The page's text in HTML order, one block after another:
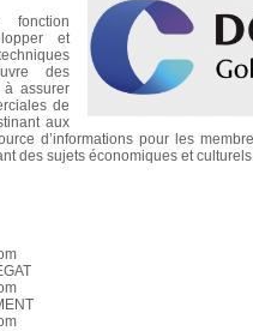
et
des
à assurer
de
aux
d’informations pour les
des sujets économiques et